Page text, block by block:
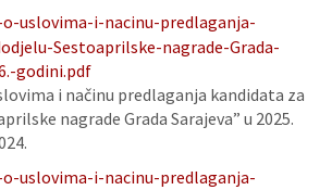
uslovima-i-nacinu-predlaganja-
Sestoaprilske-nagrade-Grada-
godini.pdf
i načinu predlaganja kandidata za
nagrade Grada Sarajeva” u 2025.
uslovima-i-nacinu-predlaganja-